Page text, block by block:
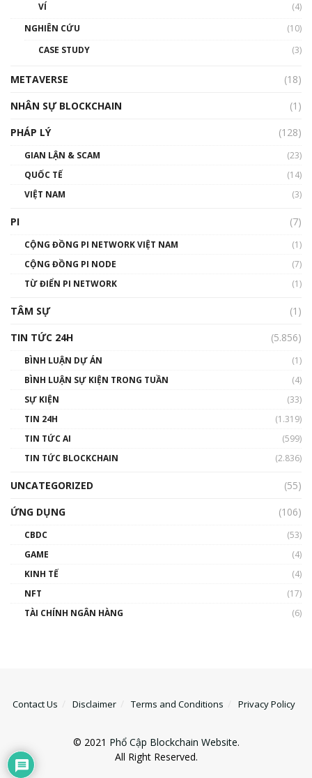
01:32:59
gió ấm
Talkshow 14: MemeCoin – Trò đùa tỷ đô
01:29:26
VÍ
(4)
NGHIÊN CỨU
(10)
CASE STUDY
(3)
METAVERSE
(18)
NHÂN SỰ BLOCKCHAIN
(1)
PHÁP LÝ
(128)
GIAN LẬN & SCAM
(23)
QUỐC TẾ
(14)
VIỆT NAM
(3)
PI (7)
CỘNG ĐỒNG PI NETWORK VIỆT NAM
(1)
CỘNG ĐỒNG PI NODE
(7)
TỪ ĐIỂN PI NETWORK
(1)
TÂM SỰ
(1)
TIN TỨC 24H
(5.856)
BÌNH LUẬN DỰ ÁN
(1)
BÌNH LUẬN SỰ KIỆN TRONG TUẦN
(4)
SỰ KIỆN
(33)
TIN 24H
(1.319)
TIN TỨC AI
(599)
TIN TỨC BLOCKCHAIN
(2.836)
UNCATEGORIZED
(55)
ỨNG DỤNG
(106)
CBDC
(53)
GAME
(4)
KINH TẾ
(4)
NFT
(17)
TÀI CHÍNH NGÂN HÀNG
(6)
Contact Us Disclaimer Terms and Conditions Privacy Policy
© 2021 Phổ Cập Blockchain Website.
All Right Reserved.